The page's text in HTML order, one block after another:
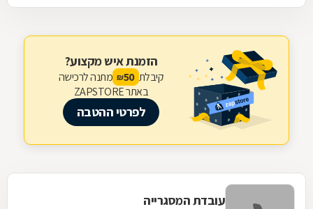
הזמנת איש מקצוע?
קיבלת 50
₪ מתנה לרכישה
באתר ZAPSTORE
לפרטי ההטבה
עובדת המסגרייה